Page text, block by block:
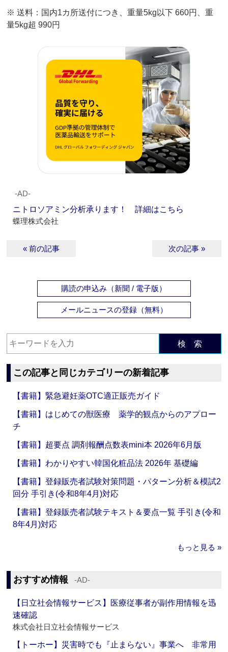
※ 送料：国内1カ所送付につき、重量5kg以下 660円、重
量5kg超 990円
‐AD‐
ニトロソアミン分析承ります！ 詳細はこちら
蝶理株式会社
« 前の記事 次の記事 »
購読の申込み（新聞 / 電子版）
メールニュースの登録（無料）
検 索
この記事と同じカテゴリーの新着記事
【書籍】緊急避妊薬OTC適正販売ガイド
【書籍】はじめての獣医療 薬学的観点からのアプロー
チ
【書籍】超要点 調剤報酬点数表mini本 2026年6月版
【書籍】わかりやすい韓国化粧品法 2026年 基礎編
【書籍】登録販売者試験対策問題・パターン分析＆模試2
回分 手引き(令和8年4月)対応
【書籍】登録販売者試験テキスト＆要点一覧 手引き(令和
8年4月)対応
もっと見る »
おすすめ情報 ‐AD‐
【日立社会情報サービス】医療従事者が副作用情報を迅
速確認
株式会社日立社会情報サービス
【トーホー】災害時でも『止まらない』事業へ 非常用